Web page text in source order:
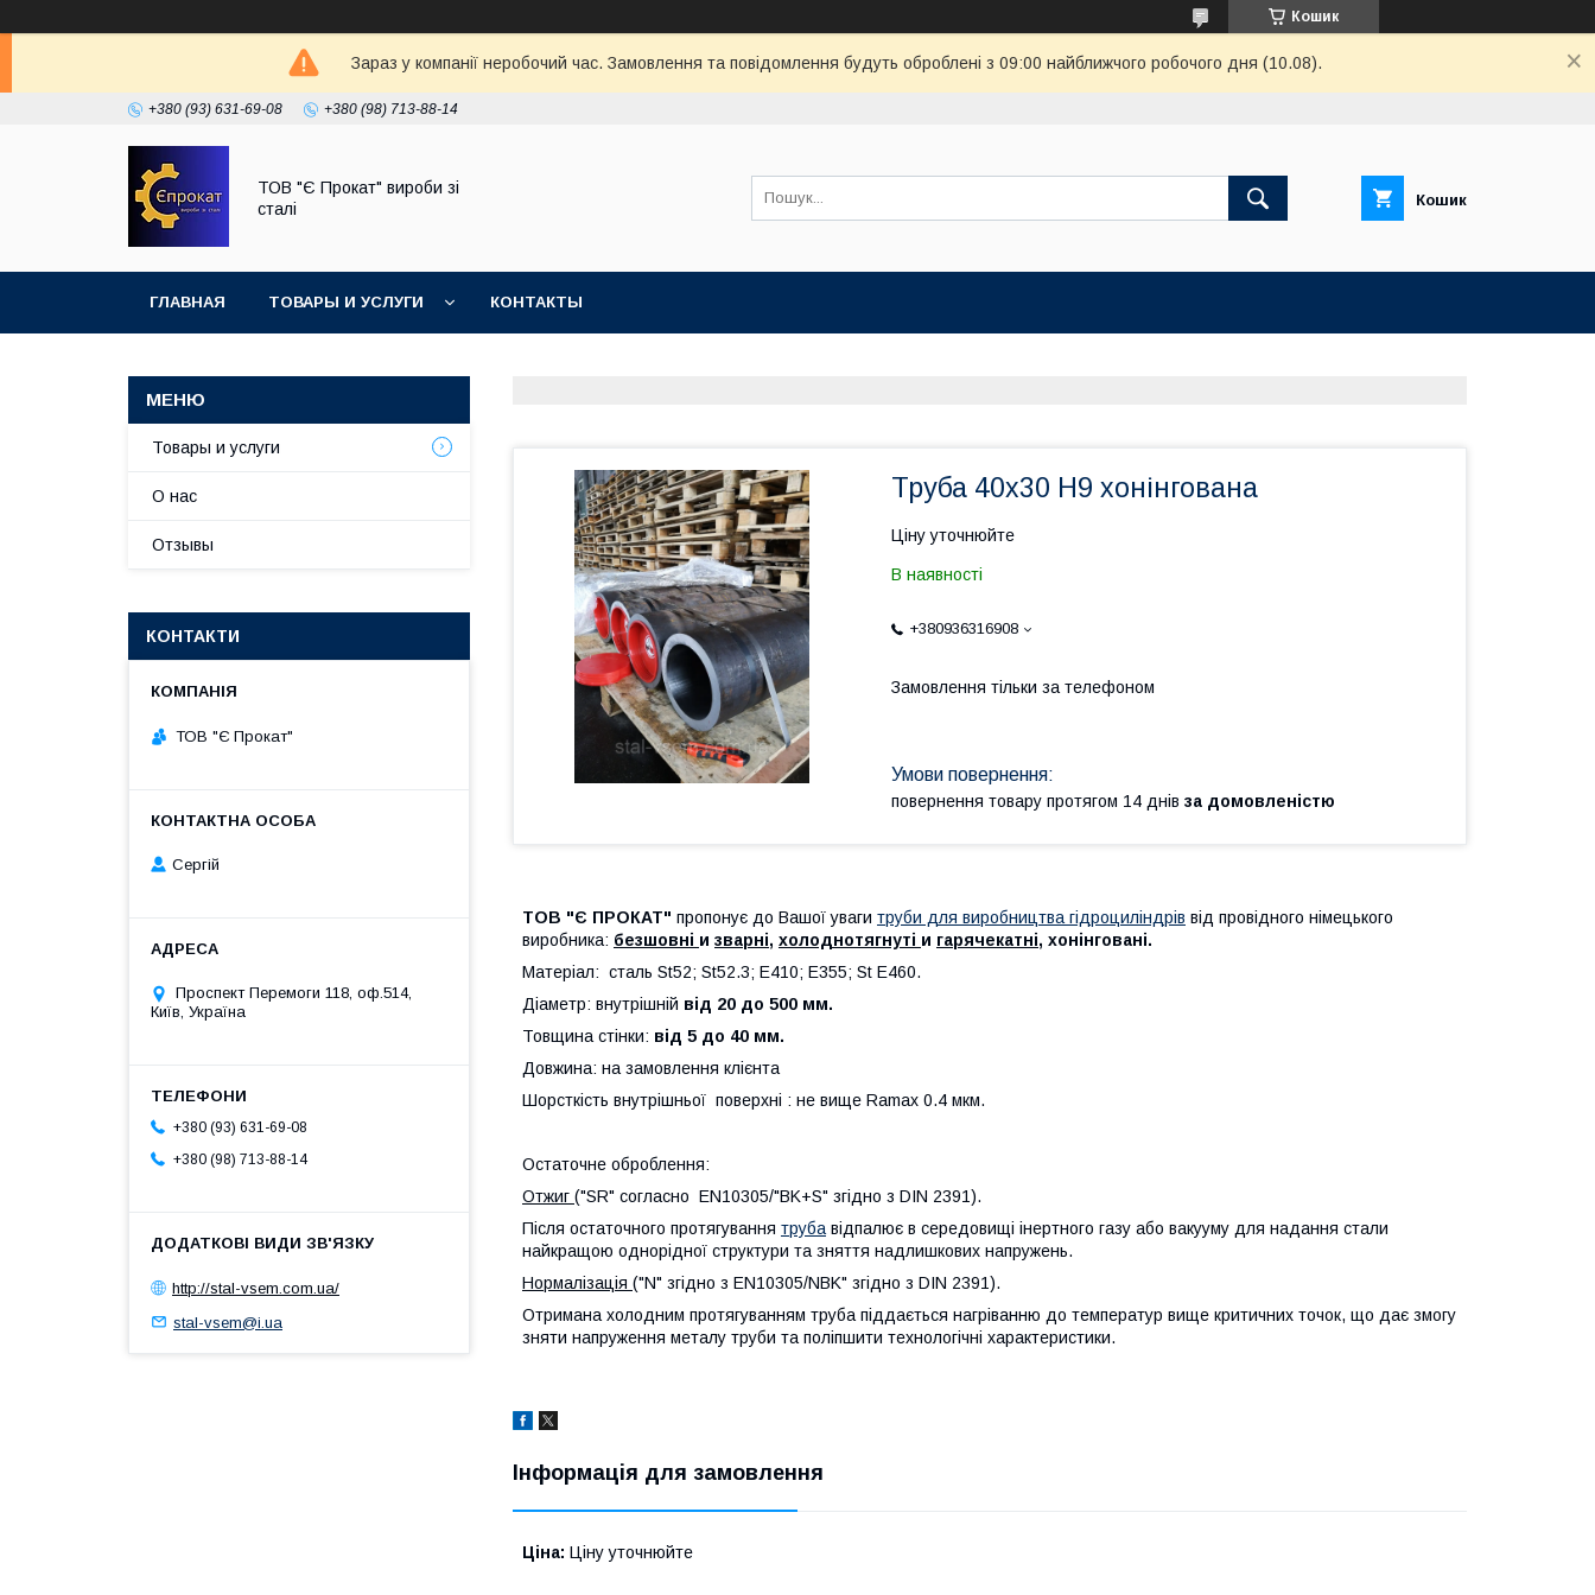
Кошик
Зараз у компанії неробочий час. Замовлення та повідомлення будуть оброблені з 09:00 найближчого робочого дня (10.08).
+380 (93) 631-69-08 +380 (98) 713-88-14
ТОВ "Є Прокат" вироби зі
сталі
Кошик
ГЛАВНАЯ ТОВАРЫ И УСЛУГИ КОНТАКТЫ
Труба 40х30 H9 хонінгована
Ціну уточнюйте
В наявності
+380936316908
Замовлення тільки за телефоном
повернення товару протягом 14 днів за домовленістю
ТОВ "Є ПРОКАТ" пропонує до Вашої уваги труби для виробництва гідроциліндрів від провідного німецького
виробника: безшовні и зварні, холоднотягнуті и гарячекатні, хонінговані.
Матеріал: сталь St52; St52.3; E410; E355; St E460.
Діаметр: внутрішній від 20 до 500 мм.
Товщина стінки: від 5 до 40 мм.
Довжина: на замовлення клієнта
Шорсткість внутрішньої поверхні : не вище Ramax 0.4 мкм.
Остаточне оброблення:
Отжиг ("SR" согласно EN10305/"BK+S" згідно з DIN 2391).
Після остаточного протягування трубавідпалює в середовищі інертного газу або вакууму для надання стали
найкращою однорідної структури та зняття надлишкових напружень.
Нормалізація ("N" згідно з EN10305/NBK" згідно з DIN 2391).
Отримана холодним протягуванням труба піддається нагріванню до температур вище критичних точок, що дає змогу
зняти напруження металу труби та поліпшити технологічні характеристики.
Інформація для замовлення
Ціна: Ціну уточнюйте
Товары и услуги
О нас
Отзывы
КОНТАКТИ
ТОВ "Є Прокат"
Сергій
Проспект Перемоги 118, оф.514,
Київ, Україна
+380 (93) 631-69-08
+380 (98) 713-88-14
http://stal-vsem.com.ua/
stal-vsem@i.ua